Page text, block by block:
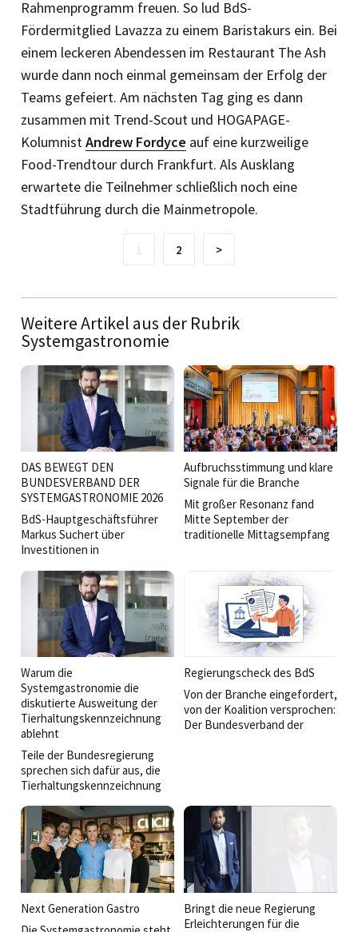
Rahmenprogramm freuen. So lud BdS-
Fördermitglied Lavazza zu einem Baristakurs ein. Bei
einem leckeren Abendessen im Restaurant The Ash
wurde dann noch einmal gemeinsam der Erfolg der
Teams gefeiert. Am nächsten Tag ging es dann
zusammen mit Trend-Scout und HOGAPAGE-
KolumnistAndrew Fordyce auf eine kurzweilige
Food-Trendtour durch Frankfurt. Als Ausklang
erwartete die Teilnehmer schließlich noch eine
Stadtführung durch die Mainmetropole.
2 >
Weitere Artikel aus der Rubrik
Systemgastronomie
DAS BEWEGT DEN
BUNDESVERBAND DER
SYSTEMGASTRONOMIE 2026
BdS-Hauptgeschäftsführer
Markus Suchert über
Investitionen in
Integration und die Rolle der
Systemgastronomie als
Stabilitätsanker der
deutschen Wirtschaft.
Aufbruchsstimmung und klare
Signale für die Branche
Mit großer Resonanz fand
Mitte September der
traditionelle Mittagsempfang
München statt. Neben Gästen
aus Politik, Wirtschaft und
Gesellschaft sprachen
führende Vertreter des
Verbandes sowie hochrangige
Politiker über die Zukunft der
Branche.
Warum die
Systemgastronomie die
diskutierte Ausweitung der
Tierhaltungskennzeichnung
ablehnt
Teile der Bundesregierung
sprechen sich dafür aus, die
Tierhaltungskennzeichnung
Außerhausverpflegung
auszuweiten. Klingt eigent­lich
nach mehr Transparenz für die
Gäste –
warum ist der BdS dagegen?
Regierungscheck des BdS
Von der Branche eingefordert,
von der Koalition versprochen:
Der Bundesverband der
Regierungsarbeit. Viele
zentrale Anliegen der Branche
fanden sich im
Koalitionsvertrag wieder. Doch
wie steht es um deren
Umsetzung?
Next Generation Gastro
Bringt die neue Regierung
Erleichterungen für die